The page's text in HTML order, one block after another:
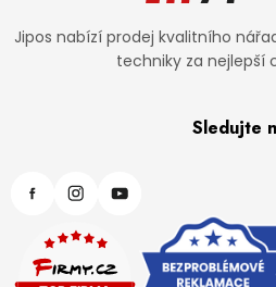
Jipos nabízí prodej kvalitního
techniky za nejlepší
Sledujte